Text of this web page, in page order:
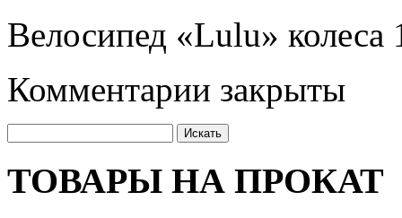
Велосипед «Lulu»
Комментарии закрыты
ТОВАРЫ НА ПРОКАТ